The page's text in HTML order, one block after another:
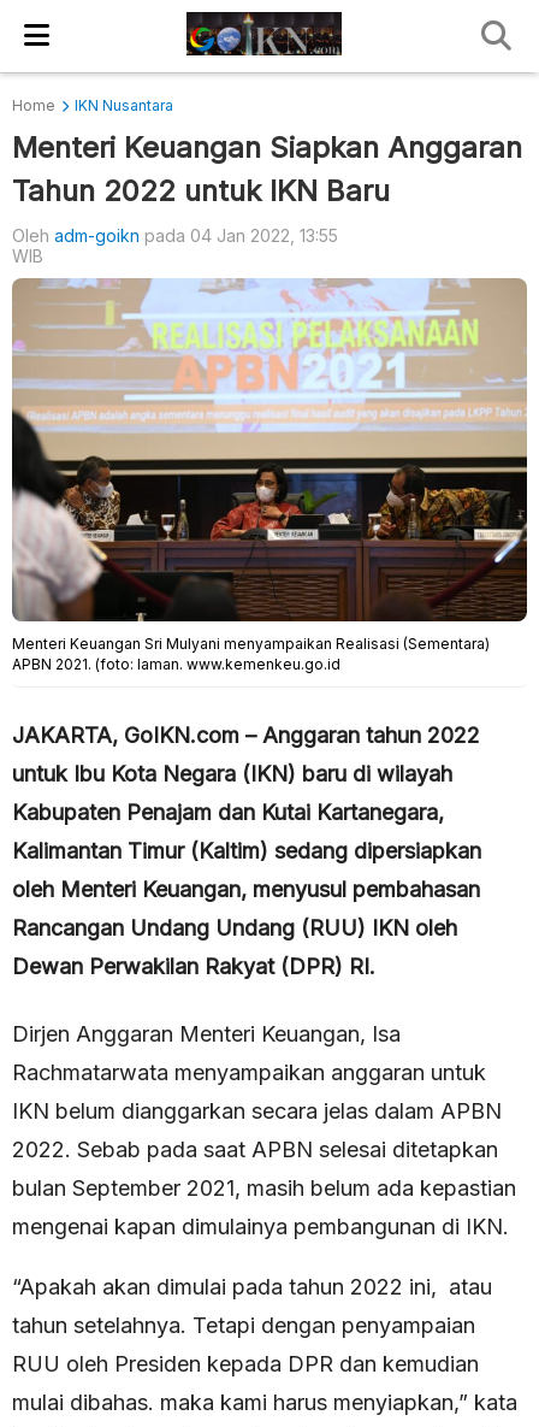
Home IKN Nusantara
Menteri Keuangan Siapkan Anggaran
Tahun 2022 untuk IKN Baru
Oleh adm-goikn pada 04 Jan 2022, 13:55
WIB
Menteri Keuangan Sri Mulyani menyampaikan Realisasi (Sementara)
APBN 2021. (foto: laman. www.kemenkeu.go.id
JAKARTA, GoIKN.com – Anggaran tahun 2022
untuk Ibu Kota Negara (IKN) baru di wilayah
Kabupaten Penajam dan Kutai Kartanegara,
Kalimantan Timur (Kaltim) sedang dipersiapkan
oleh Menteri Keuangan, menyusul pembahasan
Rancangan Undang Undang (RUU) IKN oleh
Dewan Perwakilan Rakyat (DPR) RI.
Dirjen Anggaran Menteri Keuangan, Isa
Rachmatarwata menyampaikan anggaran untuk
IKN belum dianggarkan secara jelas dalam APBN
2022. Sebab pada saat APBN selesai ditetapkan
bulan September 2021, masih belum ada kepastian
mengenai kapan dimulainya pembangunan di IKN.
“Apakah akan dimulai pada tahun 2022 ini, atau
tahun setelahnya. Tetapi dengan penyampaian
RUU oleh Presiden kepada DPR dan kemudian
mulai dibahas. maka kami harus menyiapkan,” kata